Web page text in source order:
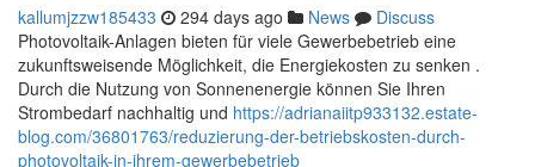
kallumjzzw185433 294 days ago News
Discuss
Photovoltaik-Anlagen bieten für viele Gewerbebetrieb eine
zukunftsweisende Möglichkeit, die Energiekosten zu senken .
Durch die Nutzung von Sonnenenergie können Sie Ihren
Strombedarf nachhaltig und https://adrianaiitp933132.estate-
blog.com/36801763/reduzierung-der-betriebskosten-durch-
photovoltaik-in-ihrem-gewerbebetrieb